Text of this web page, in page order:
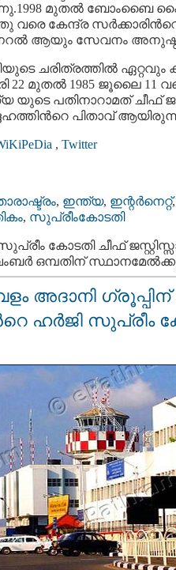
മുതല്‍ ബോംബൈ
വരെ കേന്ദ്ര
ആയും സേവനം
ചരിത്രത്തില്‍
22 മുതല്‍ 1985 ജൂലൈ 11
യുടെ പതിനാറാമത് ചീഫ്
പിതാവ്
, Twitter
, ഇന്ത്യ, ഇന്റര്‍നെറ്റ്‌,
, സുപ്രീംകോടതി
കോടതി ചീഫ്
ഒമ്പതിന്
അദാനി
ഹർജി സുപ്രീം